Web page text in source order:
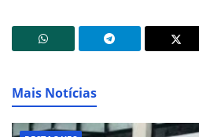
Mais Notícias